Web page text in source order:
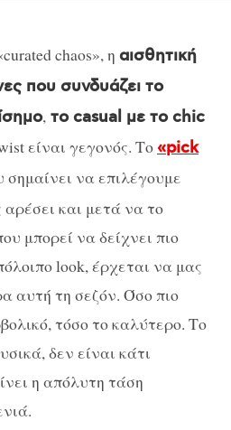
chaos», η αισθητική
που συνδυάζει το
, το casual με το chic
είναι γεγονός. Το«pick
σημαίνει να επιλέγουμε
και μετά να το
μπορεί να δείχνει πιο
look, έρχεται να μας
αυτή τη σεζόν. Όσο πιο
τόσο το καλύτερο. Το
δεν είναι κάτι
η απόλυτη τάση